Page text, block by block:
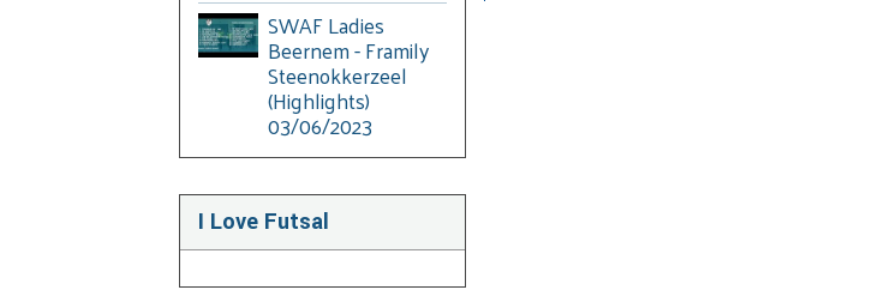
SWAF Ladies
Beernem - Framily
Steenokkerzeel
(Highlights)
03/06/2023
I Love Futsal